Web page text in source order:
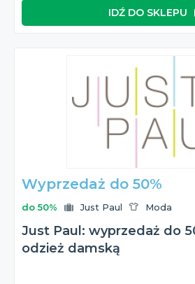
IDŹ DO SKLEPU
Wyprzedaż do 50%
do 50% Just Paul Moda
Just Paul: wyprzedaż do
odzież damską